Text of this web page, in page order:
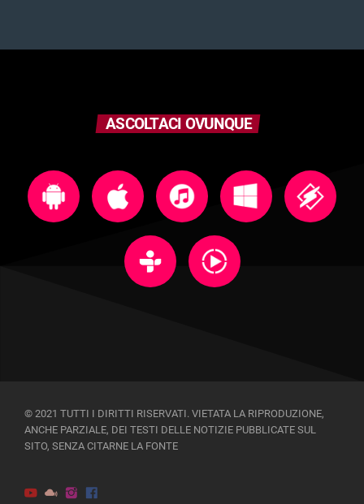
ASCOLTACI OVUNQUE
© 2021 TUTTI I DIRITTI RISERVATI. VIETATA LA RIPRODUZIONE,
ANCHE PARZIALE, DEI TESTI DELLE NOTIZIE PUBBLICATE SUL
SITO, SENZA CITARNE LA FONTE